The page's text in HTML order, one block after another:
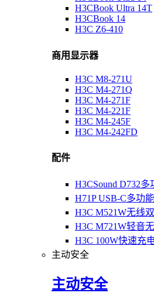
H3CBook Ultra 14T
H3CBook 14
H3C Z6-410
商用显示器
H3C M8-271U
H3C M4-271Q
H3C M4-271F
H3C M4-221F
H3C M4-245F
H3C M4-242FD
配件
H3CSound D732
H71P USB-C多功
H3C M521W无线
H3C M721W轻音
H3C 100W快速充
主动安全
主动安全